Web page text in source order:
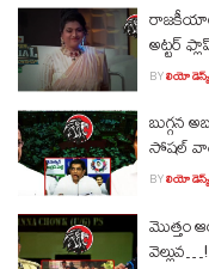
అట్టర్
BYలియో డెస్క్
బుగ్గన
సోషల్‌
BYలియో డెస్క్
మొత్తం